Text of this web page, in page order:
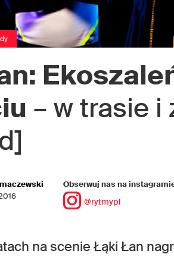
– w trasie i
Obserwuj nas na
@rytmypl
na scenie Łąki Łan